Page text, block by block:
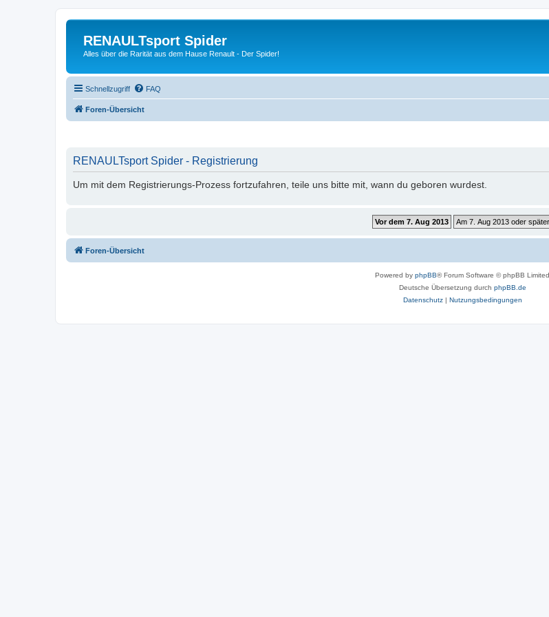
RENAULTsport Spider
Alles über die Rarität aus dem Hause Renault - Der Spider!
Schnellzugriff FAQ
Foren-Übersicht
RENAULTsport Spider - Registrierung
Um mit dem Registrierungs-Prozess fortzufahren, teile uns bitte mit, wann du geboren wurdest.
Foren-Übersicht
Powered by phpBB® Forum Software © phpBB Limited
Deutsche Übersetzung durch phpBB.de
Datenschutz| Nutzungsbedingungen